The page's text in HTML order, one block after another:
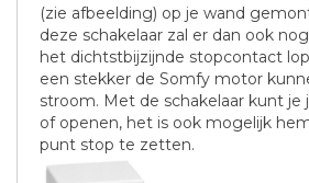
(zie afbeelding) op je wand
deze schakelaar zal er dan ook
het dichtstbijzijnde stopcontact
een stekker de Somfy motor
stroom. Met de schakelaar kunt je
of openen, het is ook mogelijk
punt stop te zetten.